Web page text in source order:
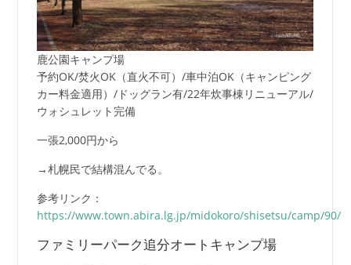
鹿公園キャンプ場
予約OK/焚火OK（直火不可）/車中泊OK（キャンピング
カー料金適用）/ドッグラン有/22年炊事棟リニューアル/
ウォシュレット完備
一張2,000円から
→札幌民で結構混んでる。
参考リンク：
https://www.town.abira.lg.jp/midokoro/shisetsu/camp/90/
ファミリーパーク追分オートキャンプ場